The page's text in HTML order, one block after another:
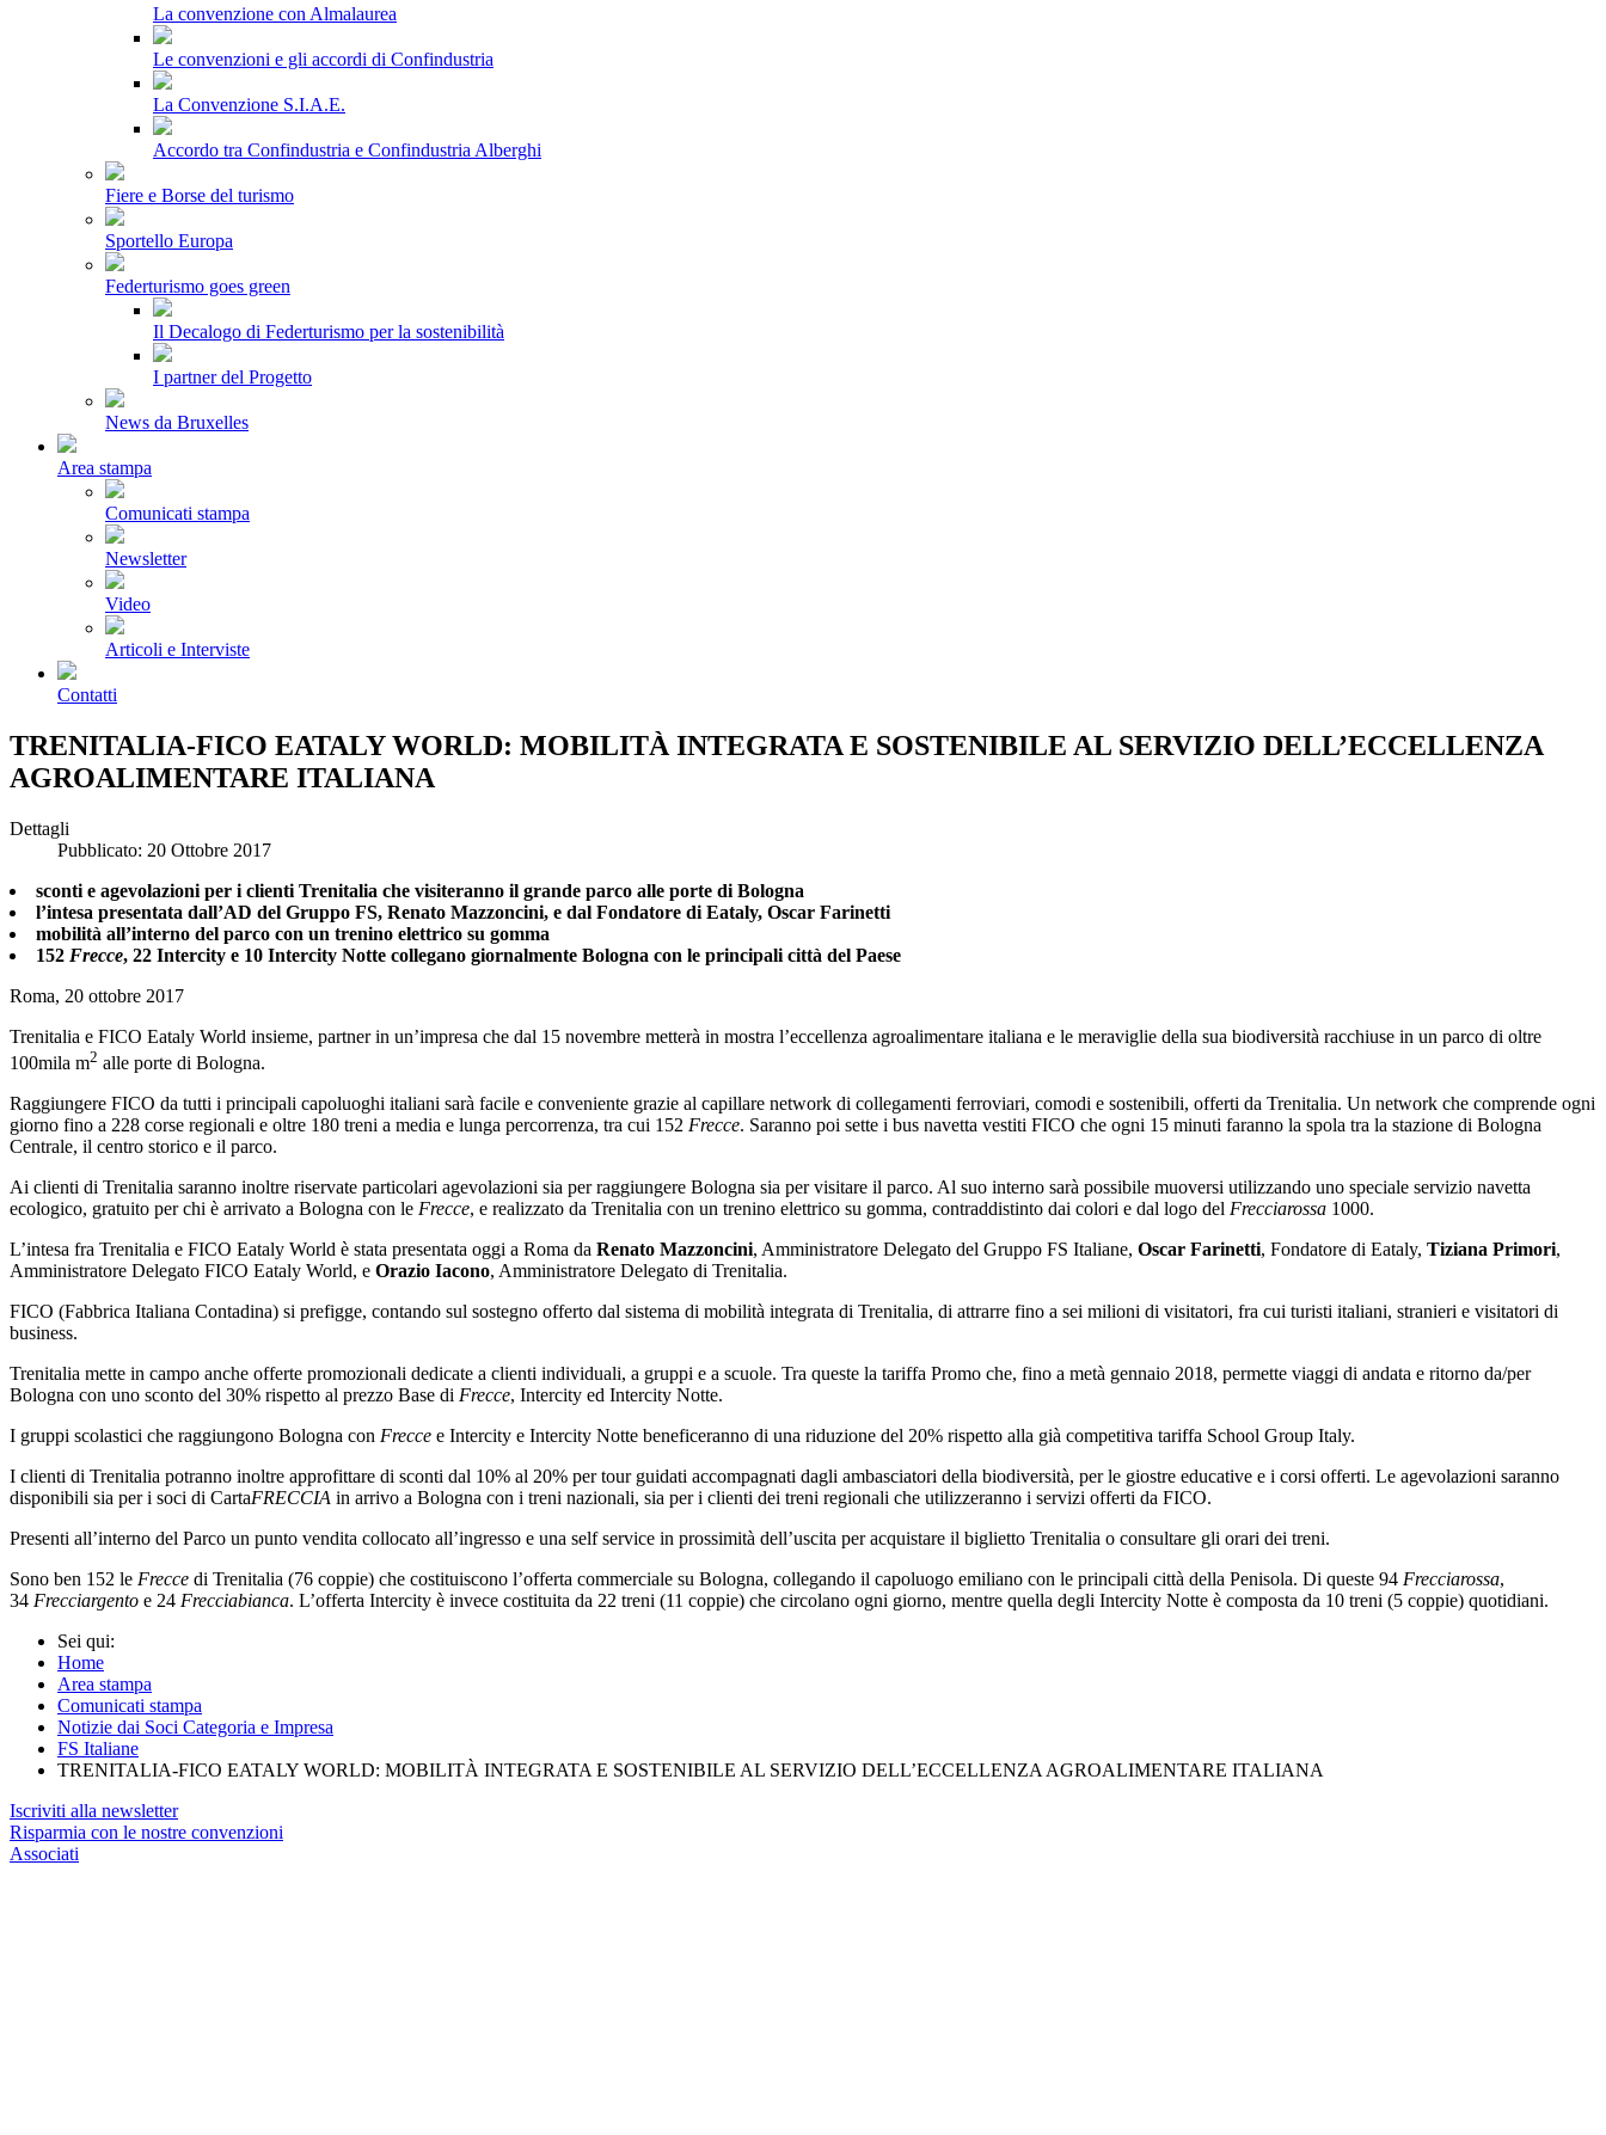
La convenzione con Almalaurea
Le convenzioni e gli accordi di Confindustria
La Convenzione S.I.A.E.
Accordo tra Confindustria e Confindustria Alberghi
Fiere e Borse del turismo
Sportello Europa
Federturismo goes green
Il Decalogo di Federturismo per la sostenibilità
I partner del Progetto
News da Bruxelles
Area stampa
Comunicati stampa
Newsletter
Video
Articoli e Interviste
Contatti
TRENITALIA-FICO EATALY WORLD: MOBILITÀ INTEGRATA E SOSTENIBILE AL SERVIZIO DELL’ECCELLENZA
AGROALIMENTARE ITALIANA
Dettagli
Pubblicato: 20 Ottobre 2017
sconti e agevolazioni per i clienti Trenitalia che visiteranno il grande parco alle porte di Bologna
l’intesa presentata dall’AD del Gruppo FS, Renato Mazzoncini, e dal Fondatore di Eataly, Oscar Farinetti
mobilità all’interno del parco con un trenino elettrico su gomma
152 Frecce, 22 Intercity e 10 Intercity Notte collegano giornalmente Bologna con le principali città del Paese
Roma, 20 ottobre 2017
Trenitalia e FICO Eataly World insieme, partner in un’impresa che dal 15 novembre metterà in mostra l’eccellenza agroalimentare italiana e le meraviglie della sua biodiversità racchiuse in un parco di oltre
100mila m2 alle porte di Bologna.
Raggiungere FICO da tutti i principali capoluoghi italiani sarà facile e conveniente grazie al capillare network di collegamenti ferroviari, comodi e sostenibili, offerti da Trenitalia. Un network che comprende ogni
giorno fino a 228 corse regionali e oltre 180 treni a media e lunga percorrenza, tra cui 152 Frecce. Saranno poi sette i bus navetta vestiti FICO che ogni 15 minuti faranno la spola tra la stazione di Bologna
Centrale, il centro storico e il parco.
Ai clienti di Trenitalia saranno inoltre riservate particolari agevolazioni sia per raggiungere Bologna sia per visitare il parco. Al suo interno sarà possibile muoversi utilizzando uno speciale servizio navetta
ecologico, gratuito per chi è arrivato a Bologna con le Frecce, e realizzato da Trenitalia con un trenino elettrico su gomma, contraddistinto dai colori e dal logo del Frecciarossa 1000.
L’intesa fra Trenitalia e FICO Eataly World è stata presentata oggi a Roma da Renato Mazzoncini, Amministratore Delegato del Gruppo FS Italiane, Oscar Farinetti, Fondatore di Eataly, Tiziana Primori,
Amministratore Delegato FICO Eataly World, e Orazio Iacono, Amministratore Delegato di Trenitalia.
FICO (Fabbrica Italiana Contadina) si prefigge, contando sul sostegno offerto dal sistema di mobilità integrata di Trenitalia, di attrarre fino a sei milioni di visitatori, fra cui turisti italiani, stranieri e visitatori di
business.
Trenitalia mette in campo anche offerte promozionali dedicate a clienti individuali, a gruppi e a scuole. Tra queste la tariffa Promo che, fino a metà gennaio 2018, permette viaggi di andata e ritorno da/per
Bologna con uno sconto del 30% rispetto al prezzo Base di Frecce, Intercity ed Intercity Notte.
I gruppi scolastici che raggiungono Bologna con Frecce e Intercity e Intercity Notte beneficeranno di una riduzione del 20% rispetto alla già competitiva tariffa School Group Italy.
I clienti di Trenitalia potranno inoltre approfittare di sconti dal 10% al 20% per tour guidati accompagnati dagli ambasciatori della biodiversità, per le giostre educative e i corsi offerti. Le agevolazioni saranno
disponibili sia per i soci di CartaFRECCIA in arrivo a Bologna con i treni nazionali, sia per i clienti dei treni regionali che utilizzeranno i servizi offerti da FICO.
Presenti all’interno del Parco un punto vendita collocato all’ingresso e una self service in prossimità dell’uscita per acquistare il biglietto Trenitalia o consultare gli orari dei treni.
Sono ben 152 le Frecce di Trenitalia (76 coppie) che costituiscono l’offerta commerciale su Bologna, collegando il capoluogo emiliano con le principali città della Penisola. Di queste 94 Frecciarossa,
34 Frecciargento e 24 Frecciabianca. L’offerta Intercity è invece costituita da 22 treni (11 coppie) che circolano ogni giorno, mentre quella degli Intercity Notte è composta da 10 treni (5 coppie) quotidiani.
Sei qui:
Home
Area stampa
Comunicati stampa
Notizie dai Soci Categoria e Impresa
FS Italiane
TRENITALIA-FICO EATALY WORLD: MOBILITÀ INTEGRATA E SOSTENIBILE AL SERVIZIO DELL’ECCELLENZA AGROALIMENTARE ITALIANA
Iscriviti alla newsletter
Risparmia con le nostre convenzioni
Associati